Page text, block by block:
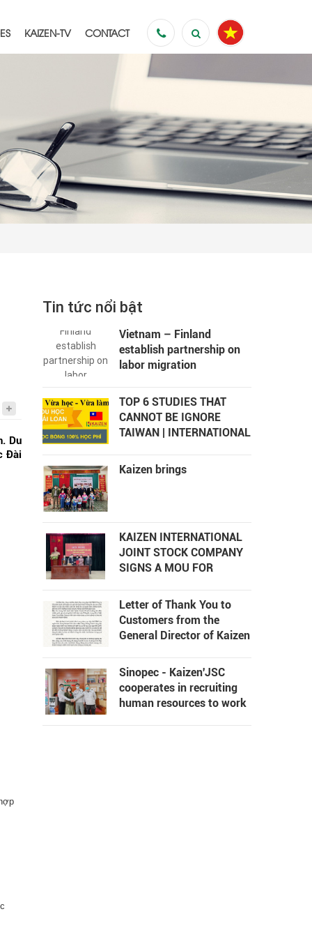
to
KAIZEN-TV CONTACT
Du
Đài
Tin tức nổi bật
Vietnam – Finland
establish partnership on
labor migration
TOP 6 STUDIES THAT
CANNOT BE IGNORE
TAIWAN | INTERNATIONAL
Kaizen brings
KAIZEN INTERNATIONAL
JOINT STOCK COMPANY
SIGNS A MOU FOR
JOBS IN THANH CHUONG
DISTRICT
Letter of Thank You to
Customers from the
General Director of Kaizen
Company
Sinopec - Kaizen'JSC
cooperates in recruiting
human resources to work